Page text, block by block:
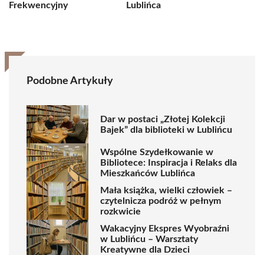
Frekwencyjny
Lublińca
Podobne Artykuły
Dar w postaci „Złotej Kolekcji
Bajek” dla biblioteki w Lublińcu
Wspólne Szydełkowanie w
Bibliotece: Inspiracja i Relaks dla
Mieszkańców Lublińca
Mała książka, wielki człowiek –
czytelnicza podróż w pełnym
rozkwicie
Wakacyjny Ekspres Wyobraźni
w Lublińcu – Warsztaty
Kreatywne dla Dzieci